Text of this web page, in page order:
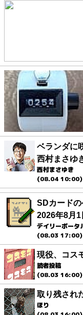
ベランダに
西村まさゆ
西村まさゆき
(08.04 10:00)
SDカード
2026年8月1
デイリーポータ
(08.03 17:00)
現役、コス
読者投稿
(08.03 16:00)
取り残され
ほり